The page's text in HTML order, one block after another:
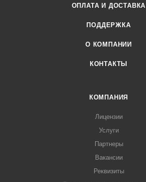
ОПЛАТА И ДОСТАВКА
ПОДДЕРЖКА
О КОМПАНИИ
КОНТАКТЫ
КОМПАНИЯ
Лицензии
Услуги
Партнеры
Вакансии
Реквизиты